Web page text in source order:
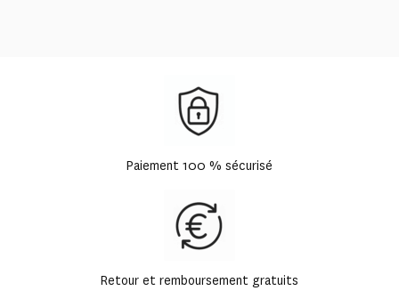
Paiement 100 % sécurisé
Retour et remboursement gratuits